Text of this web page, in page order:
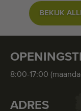
BEKIJK
8:00-17:00
ADRES